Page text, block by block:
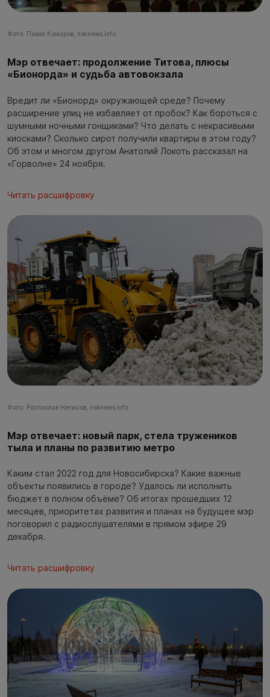
Фото: Павел Комаров, nsknews.info
Мэр отвечает: продолжение Титова, плюсы
«Бионорда» и судьба автовокзала
Вредит ли «Бионорд» окружающей среде? Почему
расширение улиц не избавляет от пробок? Как бороться с
шумными ночными гонщиками? Что делать с некрасивыми
киосками? Сколько сирот получили квартиры в этом году?
Об этом и многом другом Анатолий Локоть рассказал на
«Горволне» 24 ноября.
Читать расшифровку
Фото: Ростислав Нетисов, nsknews.info
Мэр отвечает: новый парк, стела тружеников
тыла и планы по развитию метро
Каким стал 2022 год для Новосибирска? Какие важные
объекты появились в городе? Удалось ли исполнить
бюджет в полном объёме? Об итогах прошедших 12
месяцев, приоритетах развития и планах на будущее мэр
поговорил с радиослушателями в прямом эфире 29
декабря.
Читать расшифровку